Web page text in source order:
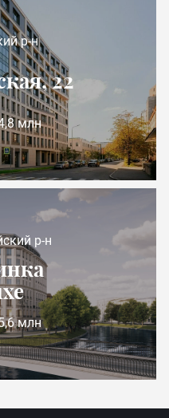
р-н
22
млн
р-н
млн